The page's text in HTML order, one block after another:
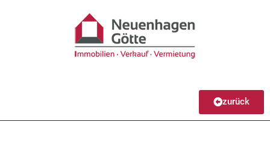
zurück